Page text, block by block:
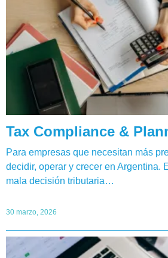
Tax Compliance &
Para empresas que necesitan más
decidir, operar y crecer en Argentina.
mala decisión tributaria…
30 marzo, 2026